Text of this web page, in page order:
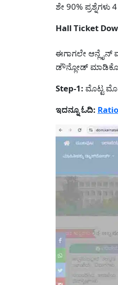
ಶೇ 90%
Hall Ticket
ಈಗಾಗಲೇ ಆನ್ಲೈನ್
ಡೌನ್ಲೋಡ್
Step-1: ಮೊಟ್ಟ
ಇದನ್ನೂ ಓದಿ: